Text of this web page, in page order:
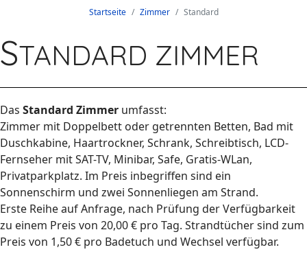
Startseite Zimmer Standard
STANDARD ZIMMER
Das Standard Zimmer umfasst:
Zimmer mit Doppelbett oder getrennten Betten, Bad mit
Duschkabine, Haartrockner, Schrank, Schreibtisch, LCD-
Fernseher mit SAT-TV, Minibar, Safe, Gratis-WLan,
Privatparkplatz. Im Preis inbegriffen sind ein
Sonnenschirm und zwei Sonnenliegen am Strand.
Erste Reihe auf Anfrage, nach Prüfung der Verfügbarkeit
zu einem Preis von 20,00 € pro Tag. Strandtücher sind zum
Preis von 1,50 € pro Badetuch und Wechsel verfügbar.